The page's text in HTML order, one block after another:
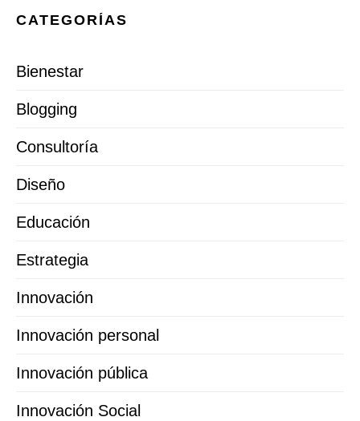
CATEGORÍAS
Bienestar
Blogging
Consultoría
Diseño
Educación
Estrategia
Innovación
Innovación personal
Innovación pública
Innovación Social